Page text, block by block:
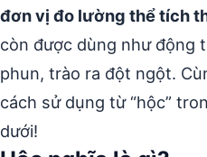
đơn vị đo lường thể tích
còn được dùng như động
phun, trào ra đột ngột.
cách sử dụng từ “hộc”
dưới!